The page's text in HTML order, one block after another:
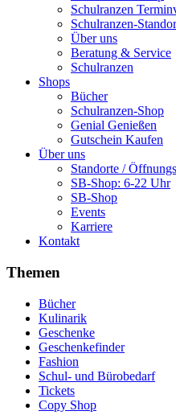
Schulranzen
Schulranzen-
Über uns
Beratung & Service
Schulranzen
Shops
Bücher
Schulranzen-Shop
Genial Genießen
Gutschein Kaufen
Über uns
Standorte /
SB-Shop: 6-22 Uhr
SB-Shop
Events
Karriere
Kontakt
Themen
Bücher
Kulinarik
Geschenke
Geschenkefinder
Fashion
Schul- und Bürobedarf
Tickets
Copy Shop